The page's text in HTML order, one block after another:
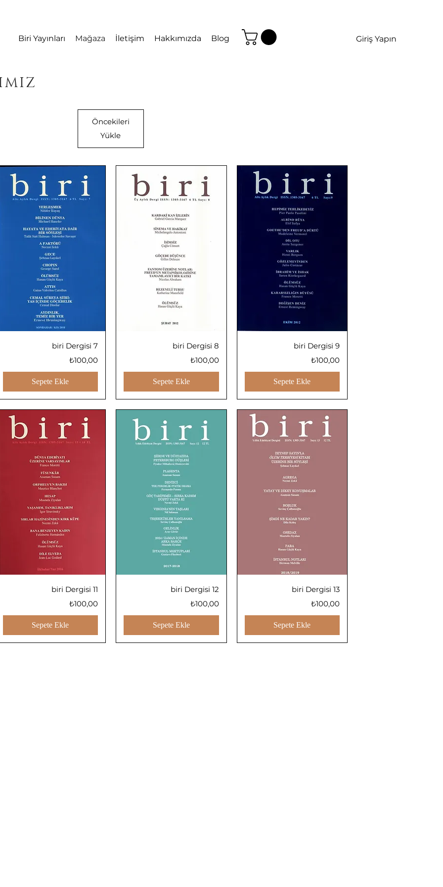
Biri Yayınları Mağaza İletişim Hakkımızda Blog Giriş Yapın
Öncekileri
Yükle
Hızlı Bakışbiri Dergisi 7
Fiyat
₺100,00
Sepete Ekle
Hızlı Bakışbiri Dergisi 8
Fiyat
₺100,00
Sepete Ekle
Hızlı Bakışbiri Dergisi 9
Fiyat
₺100,00
Sepete Ekle
Hızlı Bakışbiri Dergisi 11
Fiyat
₺100,00
Sepete Ekle
Hızlı Bakış
biri Dergisi 12
Fiyat
₺100,00
Sepete Ekle
Hızlı Bakış
biri Dergisi 13
Fiyat
₺100,00
Sepete Ekle